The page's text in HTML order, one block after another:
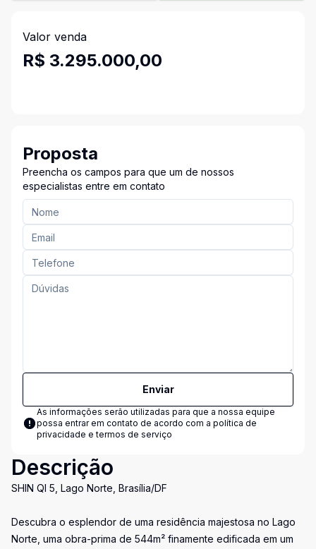
Valor venda
R$ 3.295.000,00
Proposta
Preencha os campos para que um de nossos
especialistas entre em contato
Enviar
As informações serão utilizadas para que a nossa equipe
possa entrar em contato de acordo com a política de
privacidade e termos de serviço
Descrição
SHIN QI 5, Lago Norte, Brasília/DF
Descubra o esplendor de uma residência majestosa no Lago
Norte, uma obra-prima de 544m² finamente edificada em um